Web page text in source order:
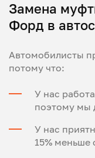
Замена
Форд в
Автомобилисты
потому что:
У нас
поэтому мы
У нас
15% меньше